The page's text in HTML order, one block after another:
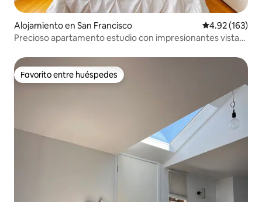
Alojamiento en San Francisco Calificación
4.92 (163)
Precioso apartamento estudio con impresionantes vistas
Favorito entre huéspedes
Favorito entre huéspedes